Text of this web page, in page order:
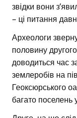
звідки вони
– ці питання
Археологи
половину
доводиться час
землеробів на
Геоксюрського
багато поселень